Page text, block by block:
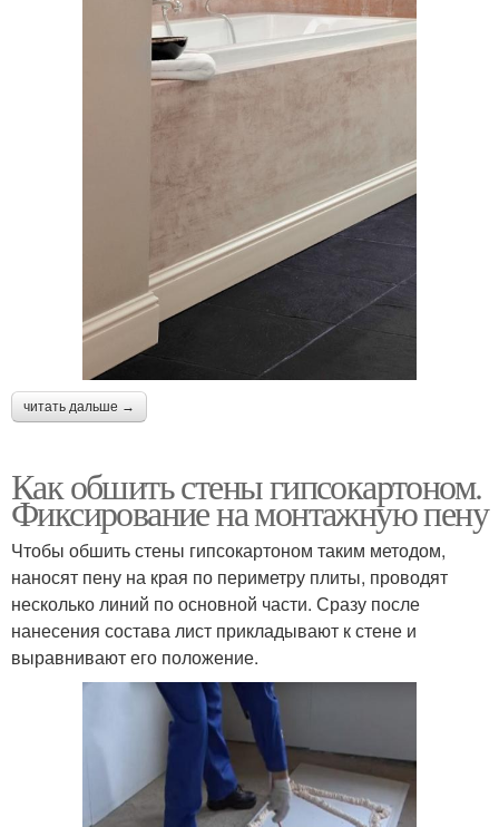
читать дальше →
Как обшить стены гипсокартоном.
Фиксирование на монтажную пену
Чтобы обшить стены гипсокартоном таким методом,
наносят пену на края по периметру плиты, проводят
несколько линий по основной части. Сразу после
нанесения состава лист прикладывают к стене и
выравнивают его положение.